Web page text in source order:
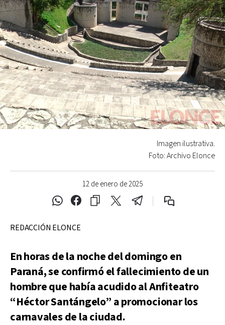
12 de enero de 2025
Imagen ilustrativa.
Foto: Archivo Elonce
REDACCIÓN ELONCE
En horas de la noche del domingo en
Paraná, se confirmó el fallecimiento de un
hombre que había acudido al Anfiteatro
“Héctor Santángelo” a promocionar los
carnavales de la ciudad.